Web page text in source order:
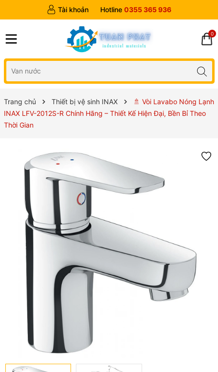
Tài khoản Hotline 0355 365 936
0
Trang chủ Thiết bị vệ sinh INAX
🚿 Vòi Lavabo Nóng Lạnh
INAX LFV-2012S-R Chính Hãng – Thiết Kế Hiện Đại, Bền Bỉ Theo
Thời Gian